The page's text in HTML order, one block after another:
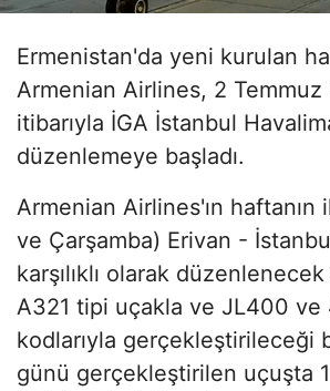
Ermenistan'da yeni kurulan
Armenian Airlines, 2 Temmuz
itibarıyla İGA İstanbul
düzenlemeye başladı.
Armenian Airlines'ın haftanın
ve Çarşamba) Erivan -
karşılıklı olarak
A321 tipi uçakla ve JL400 ve
kodlarıyla gerçekleştirileceği
günü gerçekleştirilen uçuşta